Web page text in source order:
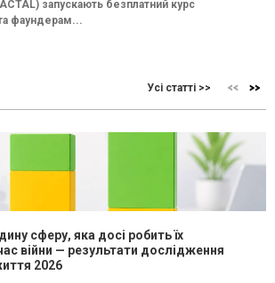
запускають безплатний курс
фаундерам...
Усі статті >>
сферу, яка досі робить їх
війни — результати дослідження
2026